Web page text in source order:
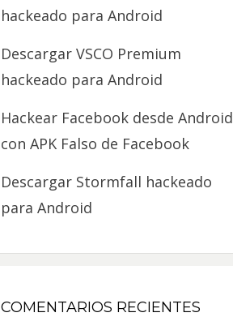
hackeado para Android
Descargar VSCO Premium
hackeado para Android
Hackear Facebook desde Android
con APK Falso de Facebook
Descargar Stormfall hackeado
para Android
COMENTARIOS RECIENTES